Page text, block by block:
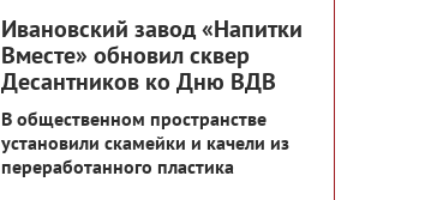
Ивановский завод «Напитки
Вместе» обновил сквер
Десантников ко Дню ВДВ
В общественном пространстве
установили скамейки и качели из
переработанного пластика